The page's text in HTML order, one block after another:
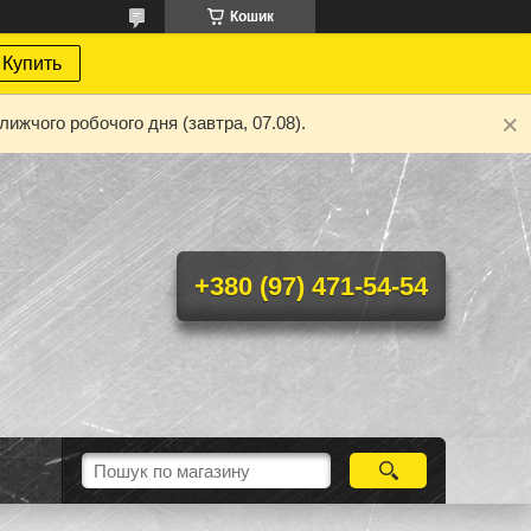
Кошик
Купить
робочого дня (завтра, 07.08).
+380 (97) 471-54-54